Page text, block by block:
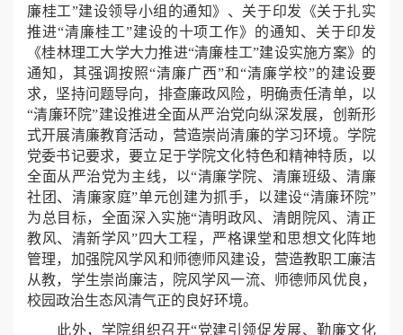
廉桂工”建设领导小组的通知》、关于印发《关于扎实
推进“清廉桂工”建设的十项工作》的通知、关于印发
《桂林理工大学大力推进“清廉桂工”建设实施方案》的
通知，其强调按照“清廉广西”和“清廉学校”的建设要
求，坚持问题导向，排查廉政风险，明确责任清单，以
“清廉环院”建设推进全面从严治党向纵深发展，创新形
式开展清廉教育活动，营造崇尚清廉的学习环境。学院
党委书记要求，要立足于学院文化特色和精神特质，以
全面从严治党为主线，以“清廉学院、清廉班级、清廉
社团、清廉家庭”单元创建为抓手，以建设“清廉环院”
为总目标，全面深入实施“清明政风、清朗院风、清正
教风、清新学风”四大工程，严格课堂和思想文化阵地
管理，加强院风学风和师德师风建设，营造教职工廉洁
从教，学生崇尚廉洁，院风学风一流、师德师风优良，
校园政治生态风清气正的良好环境。
此外，学院组织召开“党建引领促发展、勤廉文化